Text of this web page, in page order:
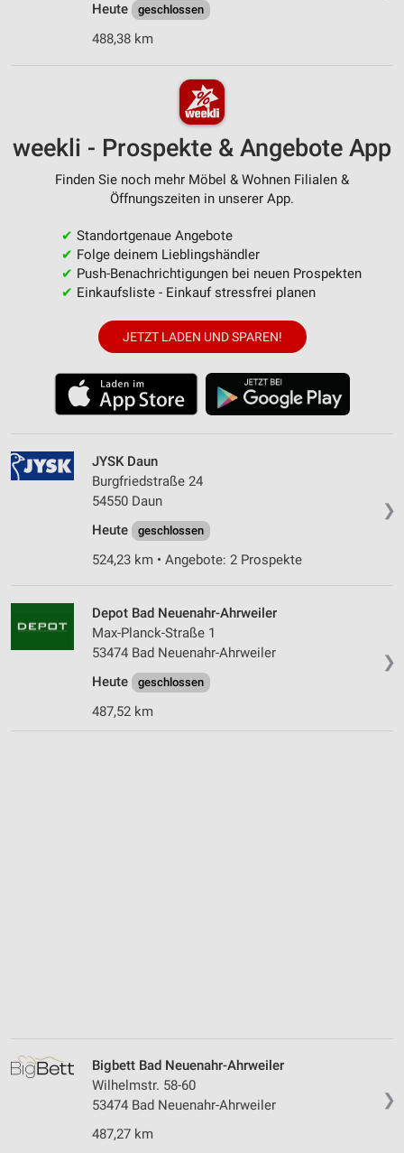
Heute
geschlossen
488,38 km
weekli - Prospekte & Angebote App
Finden Sie noch mehr Möbel & Wohnen Filialen &
Öffnungszeiten in unserer App.
✔ Standortgenaue Angebote
✔ Folge deinem Lieblingshändler
✔ Push-Benachrichtigungen bei neuen Prospekten
✔ Einkaufsliste - Einkauf stressfrei planen
JETZT LADEN UND SPAREN!
❯
JYSK Daun
Burgfriedstraße 24
54550 Daun
Heute
geschlossen
524,23 km • Angebote: 2 Prospekte
❯
Depot Bad Neuenahr-Ahrweiler
Max-Planck-Straße 1
53474 Bad Neuenahr-Ahrweiler
Heute
geschlossen
487,52 km
❯
Bigbett Bad Neuenahr-Ahrweiler
Wilhelmstr. 58-60
53474 Bad Neuenahr-Ahrweiler
487,27 km